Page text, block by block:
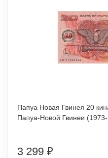
Папуа Новая Гвинея 20
Папуа-Новой Гвинеи
3 299 ₽